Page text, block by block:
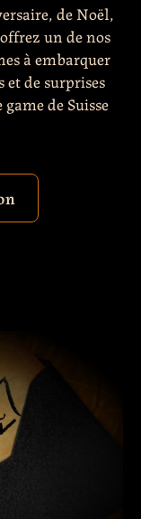
de Noël,
un de nos
à embarquer
de surprises
de Suisse